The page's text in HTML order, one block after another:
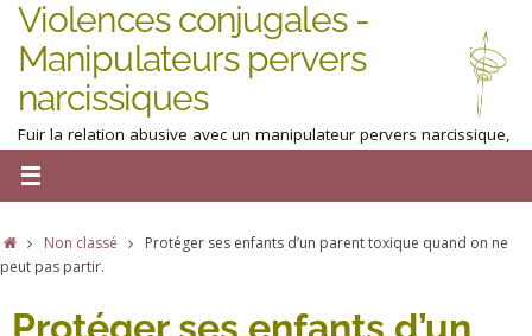
Violences conjugales -
Manipulateurs pervers
narcissiques
Fuir la relation abusive avec un manipulateur pervers narcissique,
Non classé
Protéger ses enfants d’un parent toxique quand on ne
peut pas partir.
Protéger ses enfants d’un